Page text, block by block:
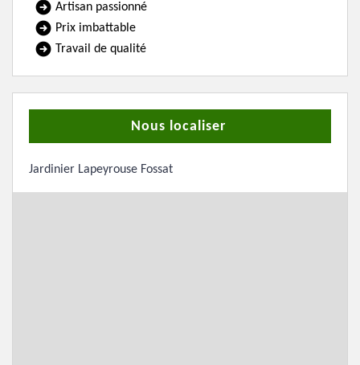
Artisan passionné
Prix imbattable
Travail de qualité
Nous localiser
Jardinier Lapeyrouse Fossat